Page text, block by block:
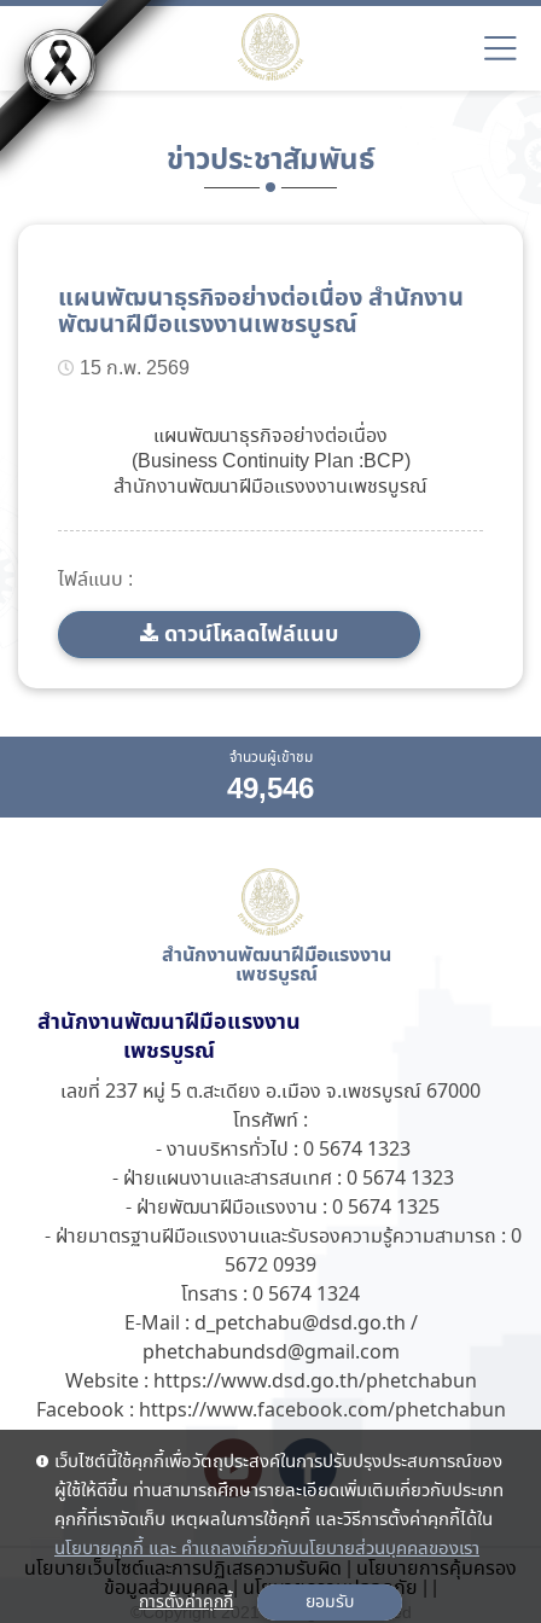
ข่าวประชาสัมพันธ์
แผนพัฒนาธุรกิจอย่างต่อเนื่อง สำนักงาน
พัฒนาฝีมือแรงงานเพชรบูรณ์
15 ก.พ. 2569
แผนพัฒนาธุรกิจอย่างต่อเนื่อง
(Business Continuity Plan :BCP)
สำนักงานพัฒนาฝีมือแรงงงานเพชรบูรณ์
ไฟล์แนบ :
ดาวน์โหลดไฟล์แนบ
จำนวนผู้เข้าชม
49,546
สำนักงานพัฒนาฝีมือแรงงาน
เพชรบูรณ์
สำนักงานพัฒนาฝีมือแรงงาน
เพชรบูรณ์
เลขที่ 237 หมู่ 5 ต.สะเดียง อ.เมือง จ.เพชรบูรณ์ 67000
โทรศัพท์ :
- งานบริหารทั่วไป : 0 5674 1323
- ฝ่ายแผนงานและสารสนเทศ : 0 5674 1323
- ฝ่ายพัฒนาฝีมือแรงงาน : 0 5674 1325
- ฝ่ายมาตรฐานฝีมือแรงงานและรับรองความรู้ความสามารถ : 0
5672 0939
โทรสาร : 0 5674 1324
E-Mail : d_petchabu@dsd.go.th /
phetchabundsd@gmail.com
Website : https://www.dsd.go.th/phetchabun
Facebook : https://www.facebook.com/phetchabun
นโยบายเว็บไซต์และการปฏิเสธความรับผิด | นโยบายการคุ้มครอง
ข้อมูลส่วนบุคคล| นโยบายความปลอดภัย | |
©Copyright 2021 . All rights reserved
เว็บไซต์นี้ใช้คุกกี้เพื่อวัตถุประสงค์ในการปรับปรุงประสบการณ์ของ
ผู้ใช้ให้ดีขึ้น ท่านสามารถศึกษารายละเอียดเพิ่มเติมเกี่ยวกับประเภท
คุกกี้ที่เราจัดเก็บ เหตุผลในการใช้คุกกี้ และวิธีการตั้งค่าคุกกี้ได้ใน
นโยบายคุกกี้ และ คำแถลงเกี่ยวกับนโยบายส่วนบุคคลของเรา
การตั้งค่าคุกกี้ ยอมรับ